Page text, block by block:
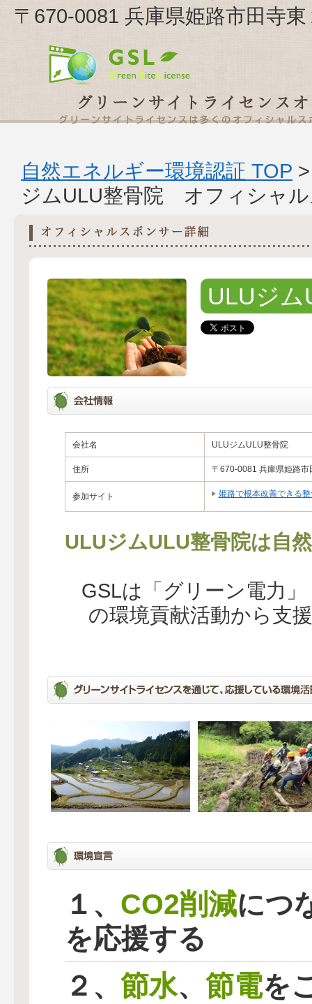
〒670-0081 兵庫県姫路市田寺
自然エネルギー環境認証 TOP
ジムULU整骨院 オフィシャ
ULUジム
会社名 ULUジムULU整骨院
住所 〒670-0081 兵庫県姫路
参加サイト 姫路で根本改善できる
ULUジムULU整骨院は自
GSLは「グリーン電力
の環境貢献活動から支
１、 CO2削減につ
を応援する
２、 節水、 節電を